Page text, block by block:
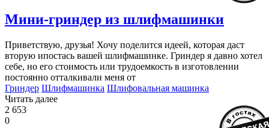
Мини-гриндер из шлифмашинки
Приветствую, друзья! Хочу поделится идеей, которая даст
вторую ипостась вашей шлифмашинке. Гриндер я давно хотел
себе, но его стоимость или трудоемкость в изготовлении
постоянно отталкивали меня от
Гриндер Шлифмашинка Шлифовальная машинка
Читать далее
2 653
0